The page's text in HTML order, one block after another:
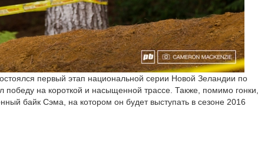
первый этап национальной серии Новой Зеландии по
на короткой и насыщенной трассе. Также, помимо гонки,
байк Сэма, на котором он будет выступать в сезоне 2016